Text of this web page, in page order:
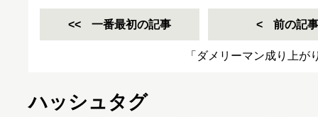
一番最初の記事 前の記事
「ダメリーマン成り上が
ハッシュタグ